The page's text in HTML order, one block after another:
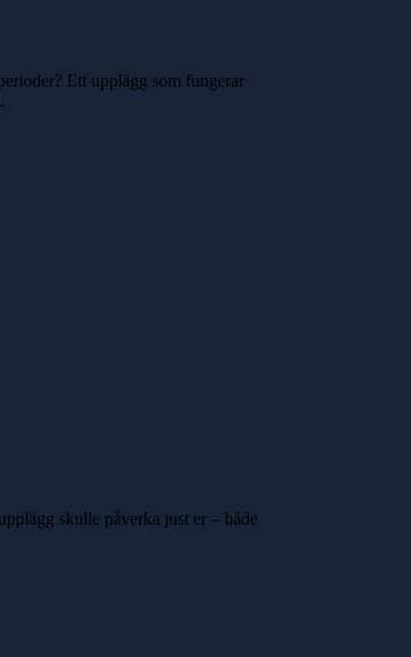
Ett upplägg som fungerar
skulle påverka just er – både